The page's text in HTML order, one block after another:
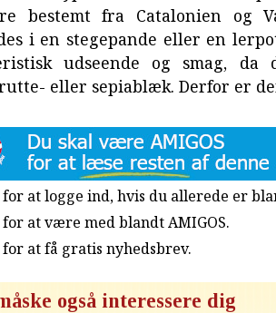
bestemt fra Catalonien og
i en stegepande eller en
udseende og smag, da
eller sepiablæk. Derfor er
at logge ind, hvis du allerede er
at være med blandt AMIGOS.
at få gratis nyhedsbrev.
også interessere dig